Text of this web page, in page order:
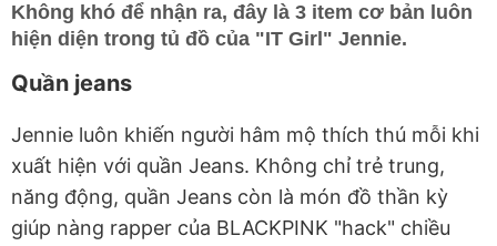
Không khó để nhận ra, đây là 3 item cơ bản luôn
hiện diện trong tủ đồ của "IT Girl" Jennie.
Quần jeans
Jennie luôn khiến người hâm mộ thích thú mỗi khi
xuất hiện với quần Jeans. Không chỉ trẻ trung,
năng động, quần Jeans còn là món đồ thần kỳ
giúp nàng rapper của BLACKPINK "hack" chiều